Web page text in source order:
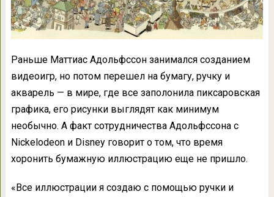
Раньше Маттиас Адольфссон занимался созданием
видеоигр, но потом перешел на бумагу, ручку и
акварель — в мире, где все заполонила пиксаровская
графика, его рисунки выглядят как минимум
необычно. А факт сотрудничества Адольфссона с
Nickelodeon и Disney говорит о том, что время
хоронить бумажную иллюстрацию еще не пришло.
«Все иллюстрации я создаю с помощью ручки и